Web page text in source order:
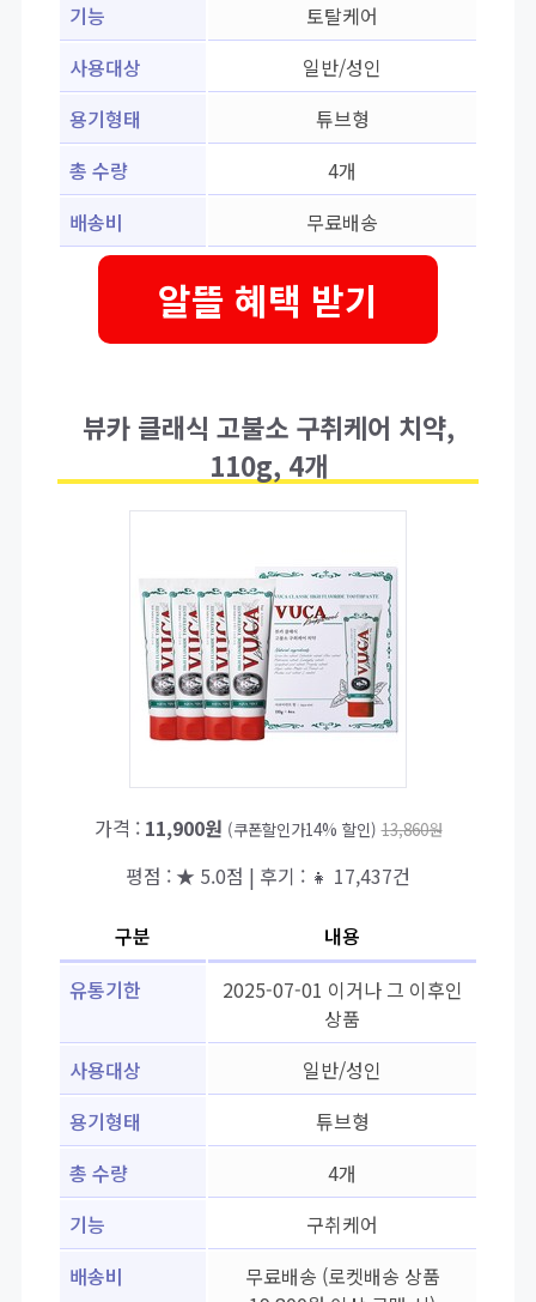
기능
토탈케어
사용대상
일반/성인
용기형태
튜브형
총 수량
4개
배송비
무료배송
알뜰 혜택 받기
뷰카 클래식 고불소 구취케어 치약,
110g, 4개
가격 : 11,900원 (쿠폰할인가14% 할인) 13,860원
평점 : ★ 5.0점 | 후기 : 👧 17,437건
구분
내용
유통기한
2025-07-01 이거나 그 이후인
상품
사용대상
일반/성인
용기형태
튜브형
총 수량
4개
기능
구취케어
배송비
무료배송 (로켓배송 상품